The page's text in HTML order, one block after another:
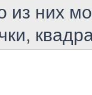
из них